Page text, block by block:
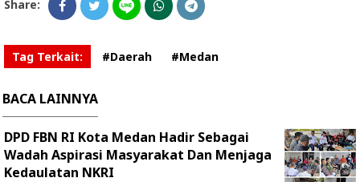
Share:
Tag Terkait: #Daerah #Medan
BACA LAINNYA
DPD FBN RI Kota Medan Hadir Sebagai
Wadah Aspirasi Masyarakat Dan Menjaga
Kedaulatan NKRI